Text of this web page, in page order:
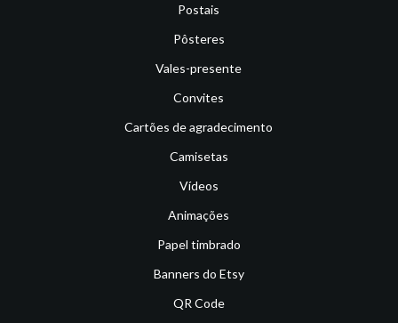
Postais
Pôsteres
Vales-presente
Convites
Cartões de agradecimento
Camisetas
Vídeos
Animações
Papel timbrado
Banners do Etsy
QR Code